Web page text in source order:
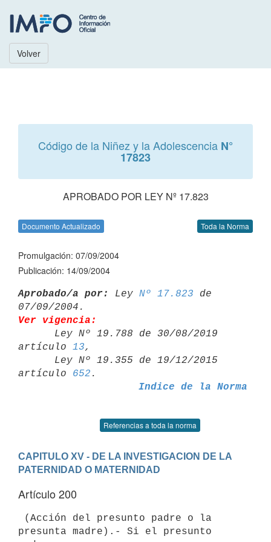
Volver
Código de la Niñez y la Adolescencia N°
17823
APROBADO POR LEY Nº 17.823
Documento Actualizado Toda la Norma
Promulgación: 07/09/2004
Publicación: 14/09/2004
Aprobado/a por: Ley Nº 17.823 de
Ver vigencia:
artículo 13,
artículo 652
Indice de la Norma
Referencias a toda la norma
CAPITULO XV - DE LA INVESTIGACION DE LA
PATERNIDAD O MATERNIDAD
Artículo 200
presunta madre).- Si el presunto